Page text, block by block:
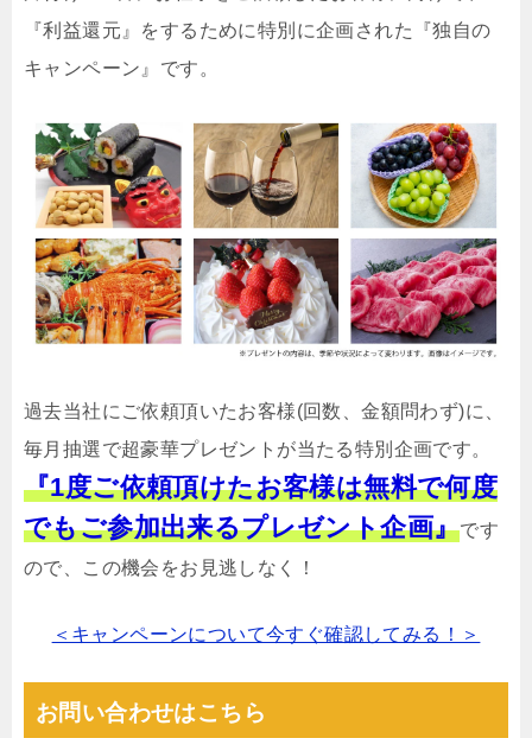
『利益還元』をするために特別に企画された『独自の
キャンペーン』です。
過去当社にご依頼頂いたお客様(回数、金額問わず)に、
毎月抽選で超豪華プレゼントが当たる特別企画です。
『1度ご依頼頂けたお客様は無料で何度
でもご参加出来るプレゼント企画』です
ので、この機会をお見逃しなく！
＜キャンペーンについて今すぐ確認してみる！＞
お問い合わせはこちら